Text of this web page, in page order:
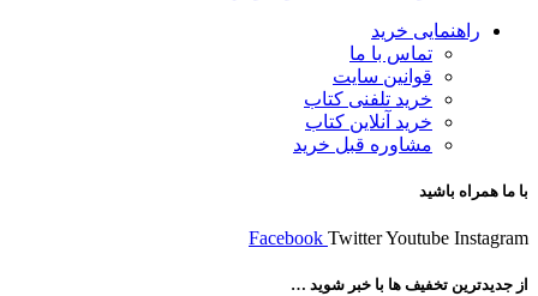
راهنمایی خرید
تماس با ما
قوانین سایت
خرید تلفنی کتاب
خرید آنلاین کتاب
مشاوره قبل خرید
با ما همراه باشید
Facebook TwitterYoutube Instagram
از جدیدترین تخفیف ها با خبر شوید …